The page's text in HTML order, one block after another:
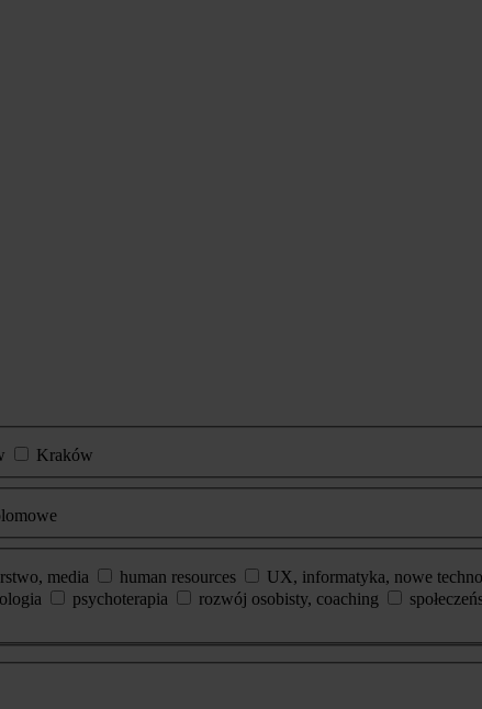
Kraków
media human resources UX, informatyka, nowe
psychoterapia rozwój osobisty, coaching